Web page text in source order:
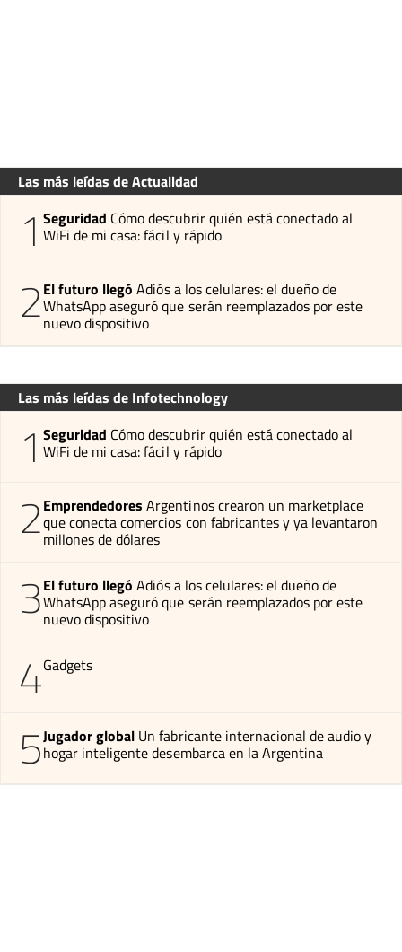
Las más leídas de Actualidad
1 Seguridad Cómo descubrir quién está conectado al
WiFi de mi casa: fácil y rápido
2El futuro llegó Adiós a los celulares: el dueño de
WhatsApp aseguró que serán reemplazados por este
nuevo dispositivo
Las más leídas de Infotechnology
1 Seguridad Cómo descubrir quién está conectado al
WiFi de mi casa: fácil y rápido
2Emprendedores Argentinos crearon un marketplace
que conecta comercios con fabricantes y ya levantaron
millones de dólares
3El futuro llegó Adiós a los celulares: el dueño de
WhatsApp aseguró que serán reemplazados por este
nuevo dispositivo
4Gadgets
5Jugador global Un fabricante internacional de audio y
hogar inteligente desembarca en la Argentina